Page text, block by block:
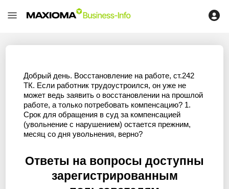
Добрый день. Восстановление на работе, ст.242
ТК. Если работник трудоустроился, он уже не
может ведь заявить о восстановлении на прошлой
работе, а только потребовать компенсацию? 1.
Срок для обращения в суд за компенсацией
(увольнение с нарушением) остается прежним,
месяц со дня увольнения, верно?
Ответы на вопросы доступны
зарегистрированным